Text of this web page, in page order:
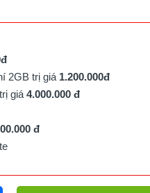
2GB trị giá 1.200.000đ
giá 4.000.000 đ
đ